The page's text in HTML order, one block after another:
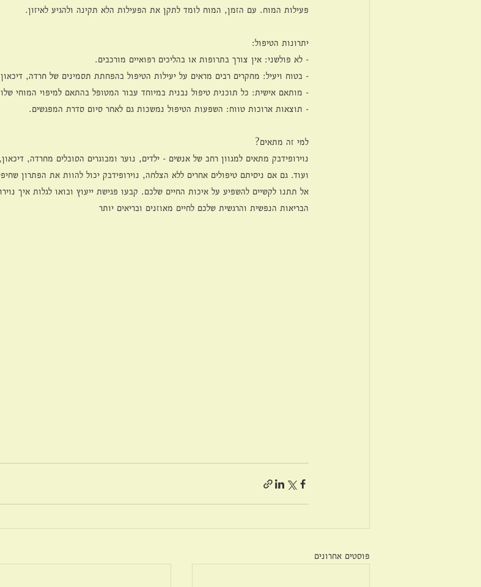
פעילות המוח. עם הזמן, המוח לומד לתקן את הפעילות הלא תקינה ולהגיע לאיזון.
יתרונות הטיפול:
- לא פולשני: אין צורך בתרופות או בהליכים רפואיים מורכבים.
- בטוח ויעיל: מחקרים רבים מראים על יעילות הטיפול בהפחתת תסמינים של חרדה,
- מותאם אישית: כל תוכנית טיפול נבנית במיוחד עבור המטופל בהתאם למיפוי המוחי
- תוצאות ארוכות טווח: השפעות הטיפול נמשכות גם לאחר סיום סדרת המפגשים.
למי זה מתאים?
נוירופידבק מתאים למגוון רחב של אנשים - ילדים, נוער ומבוגרים הסובלים מחרדה,
ועוד. גם אם ניסיתם טיפולים אחרים ללא הצלחה, נוירופידבק יכול להוות את הפתרון
אל תתנו לקשיים להשפיע על איכות החיים שלכם. קבעו פגישת ייעוץ ובואו לגלות איך
הבריאות הנפשית והרגשית שלכם לחיים מאוזנים ובריאים יותר
פוסטים אחרונים